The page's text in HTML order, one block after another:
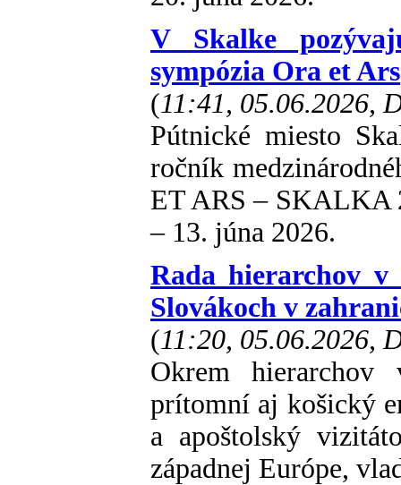
V Skalke
sympózia Ora et Ars
(11:41, 05.06.2026,
Pútnické miesto
ročník
ET ARS – SKALKA
– 13. júna 2026.
Rada hierarchov
Slovákoch v
(11:20, 05.06.2026,
Okrem
prítomní aj košický
a apoštolský
západnej Európe,